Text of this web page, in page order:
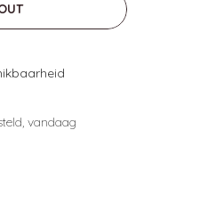
vandaag